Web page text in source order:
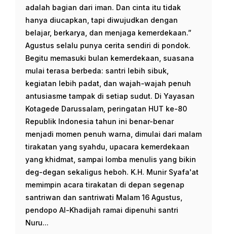
adalah bagian dari iman. Dan cinta itu tidak
hanya diucapkan, tapi diwujudkan dengan
belajar, berkarya, dan menjaga kemerdekaan.”
Agustus selalu punya cerita sendiri di pondok.
Begitu memasuki bulan kemerdekaan, suasana
mulai terasa berbeda: santri lebih sibuk,
kegiatan lebih padat, dan wajah-wajah penuh
antusiasme tampak di setiap sudut. Di Yayasan
Kotagede Darussalam, peringatan HUT ke-80
Republik Indonesia tahun ini benar-benar
menjadi momen penuh warna, dimulai dari malam
tirakatan yang syahdu, upacara kemerdekaan
yang khidmat, sampai lomba menulis yang bikin
deg-degan sekaligus heboh. K.H. Munir Syafa'at
memimpin acara tirakatan di depan segenap
santriwan dan santriwati Malam 16 Agustus,
pendopo Al-Khadijah ramai dipenuhi santri
Nuru...